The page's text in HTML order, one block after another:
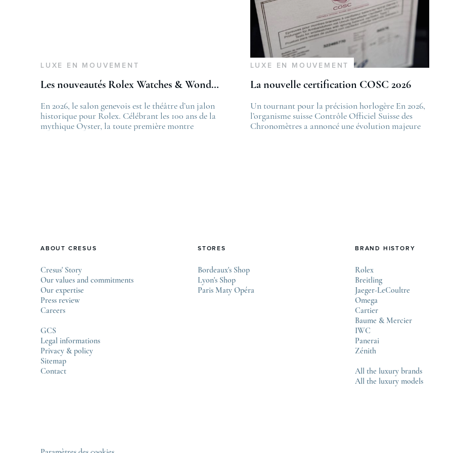
LUXE EN MOUVEMENT
Les nouveautés Rolex Watches & Wonders 2026
En 2026, le salon genevois est le théâtre d’un jalon
historique pour Rolex. Célébrant les 100 ans de la
mythique Oyster, la toute première montre
Les nouveautés Rolex Watches & Wonders 2026
first appeared on
LUXE EN MOUVEMENT
La nouvelle certification COSC 2026
Un tournant pour la précision horlogère En 2026,
l’organisme suisse Contrôle Officiel Suisse des
Chronomètres a annoncé une évolution majeure
La
first
ABOUT CRESUS
Cresus' Story
Our values and commitments
Our expertise
Press review
Careers
GCS
Legal informations
Privacy & policy
Sitemap
Contact
STORES
Bordeaux's Shop
Lyon's Shop
Paris Maty Opéra
BRAND HISTORY
Rolex
Breitling
Jaeger-LeCoultre
Omega
Cartier
Baume & Mercier
IWC
Panerai
Zénith
All the luxury brands
All the luxury models